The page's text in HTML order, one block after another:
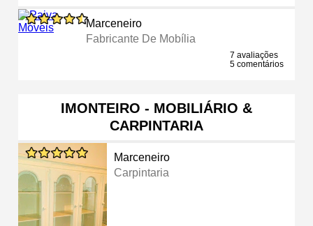
Marceneiro
Fabricante De Mobília
7 avaliações
5 comentários
IMONTEIRO - MOBILIÁRIO &
CARPINTARIA
Marceneiro
Carpintaria